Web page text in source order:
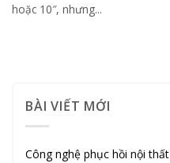
BÀI VIẾT MỚI
Công nghệ phục hồi nội
hoặc 10″, nhưng...